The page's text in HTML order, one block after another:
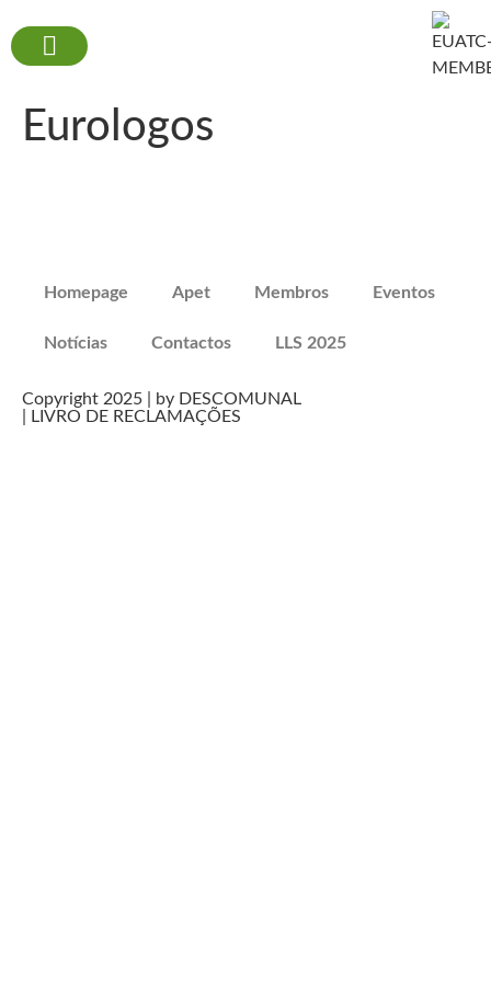
Eurologos
Homepage Apet Membros Eventos
Notícias Contactos LLS 2025
Copyright 2025 | by DESCOMUNAL
| LIVRO DE RECLAMAÇÕES